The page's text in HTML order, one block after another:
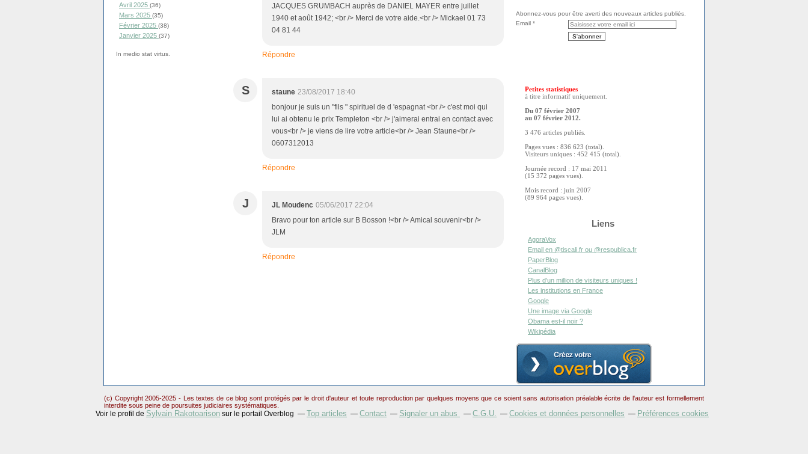
Avril 2025 (36)
Mars 2025 (35)
Février 2025 (38)
Janvier 2025 (37)
In medio stat virtus.
JACQUES GRUMBACH auprès de DANIEL MAYER entre juillet
1940 et août 1942; <br /> Merci de votre aide.<br /> Mickael 01 73
04 81 44
Répondre
S staune 23/08/2017 18:40
bonjour je suis un "fils " spirituel de d 'espagnat <br /> c'est moi qui
lui ai obtenu le prix Templeton <br /> j'aimerai entrai en contact avec
vous<br /> je viens de lire votre article<br /> Jean Staune<br />
0607312013
Répondre
J JL Moudenc 05/06/2017 22:04
Bravo pour ton article sur B Bosson !<br /> Amical souvenir<br />
JLM
Répondre
Abonnez-vous pour être averti des nouveaux articles publiés.
Email
Petites statistiques
à titre informatif uniquement.
Du 07 février 2007
au 07 février 2012.
3 476 articles publiés.
Pages vues : 836 623 (total).
Visiteurs uniques : 452 415 (total).
Journée record : 17 mai 2011
(15 372 pages vues).
Mois record : juin 2007
(89 964 pages vues).
Liens
AgoraVox
Email en @tiscali.fr ou @respublica.fr
PaperBlog
CanalBlog
Plus d'un million de visiteurs uniques !
Les institutions en France
Google
Une image via Google
Obama est-il noir ?
Wikipédia
(c) Copyright 2005-2025 - Les textes de ce blog sont protégés par le droit d'auteur et toute reproduction par quelques moyens que ce soient sans autorisation préalable écrite de l'auteur est formellement
interdite sous peine de poursuites judiciaires systématiques.
Voir le profil de Sylvain Rakotoarison sur le portail Overblog Top articles Contact Signaler un abus C.G.U. Cookies et données personnelles Préférences cookies